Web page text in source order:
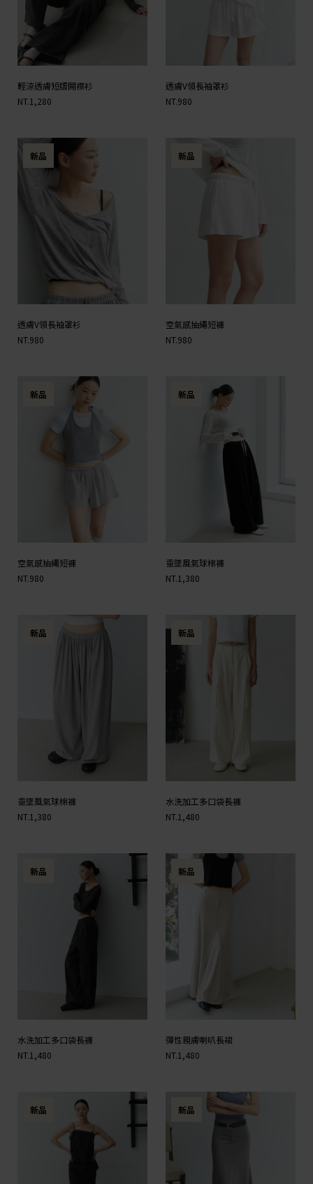
輕涼透膚短版開襟衫
NT.1,280
透膚V領長袖罩衫
NT.980
新品
透膚V領長袖罩衫
NT.980
新品
空氣感抽繩短褲
NT.980
新品
空氣感抽繩短褲
NT.980
新品
垂墜風氣球棉褲
NT.1,380
新品
垂墜風氣球棉褲
NT.1,380
新品
水洗加工多口袋長褲
NT.1,480
新品
水洗加工多口袋長褲
NT.1,480
新品
彈性親膚喇叭長裙
NT.1,480
新品 新品